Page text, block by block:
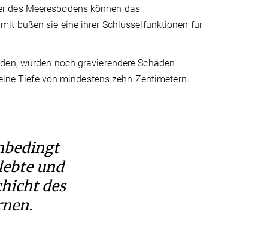
des Meeresbodens können das
büßen sie eine ihrer Schlüsselfunktionen für
würden noch gravierendere Schäden
Tiefe von mindestens zehn Zentimetern.
und
des